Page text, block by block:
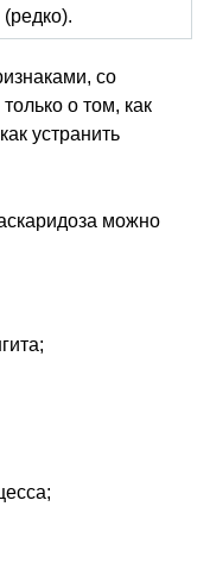
со
о том, как
устранить
можно